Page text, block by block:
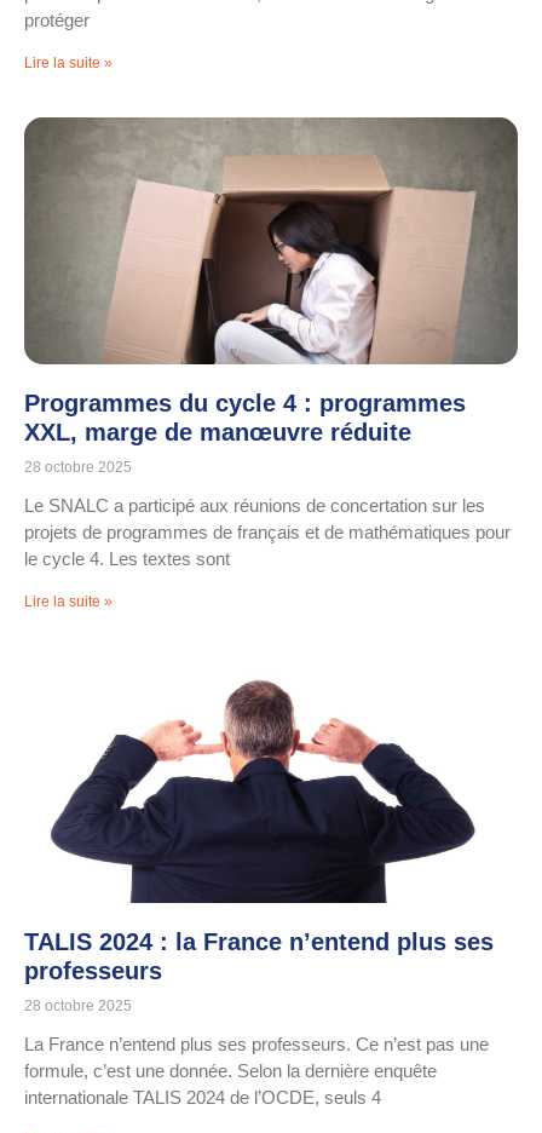
protéger
Lire la suite »
Programmes du cycle 4 : programmes
XXL, marge de manœuvre réduite
28 octobre 2025
Le SNALC a participé aux réunions de concertation sur les
projets de programmes de français et de mathématiques pour
le cycle 4. Les textes sont
Lire la suite »
TALIS 2024 : la France n’entend plus ses
professeurs
28 octobre 2025
La France n’entend plus ses professeurs. Ce n’est pas une
formule, c’est une donnée. Selon la dernière enquête
internationale TALIS 2024 de l’OCDE, seuls 4